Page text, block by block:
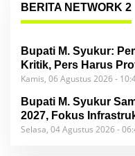
BERITA NETWORK 2
Bupati M. Syukur:
Kritik, Pers Harus
Kamis, 06 Agustus 2026 -
Bupati M. Syukur
2027, Fokus
Selasa, 04 Agustus 2026 -